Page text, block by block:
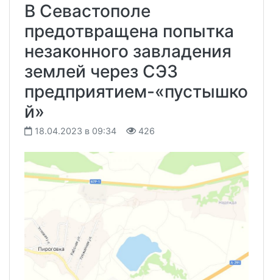
В Севастополе
предотвращена попытка
незаконного завладения
землей через СЭЗ
предприятием-«пустышко
й»
18.04.2023 в 09:34 426